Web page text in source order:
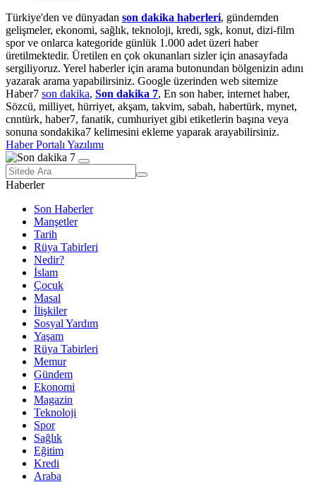
Türkiye'den ve dünyadan son dakika haberleri, gündemden
gelişmeler, ekonomi, sağlık, teknoloji, kredi, sgk, konut, dizi-film
spor ve onlarca kategoride günlük 1.000 adet üzeri haber
üretilmektedir. Üretilen en çok okunanları sizler için anasayfada
sergiliyoruz. Yerel haberler için arama butonundan bölgenizin adını
yazarak arama yapabilirsiniz. Google üzerinden web sitemize
Haber7 son dakika, Son dakika 7, En son haber, internet haber,
Sözcü, milliyet, hürriyet, akşam, takvim, sabah, habertürk, mynet,
cnntürk, haber7, fanatik, cumhuriyet gibi etiketlerin başına veya
sonuna sondakika7 kelimesini ekleme yaparak arayabilirsiniz.
Haber Portalı Yazılımı
Haberler
Son Haberler
Manşetler
Tarih
Rüya Tabirleri
Nedir?
İslam
Çocuk
Masal
İlişkiler
Sosyal Yardım
Yaşam
Rüya Tabirleri
Memur
Gündem
Ekonomi
Magazin
Teknoloji
Spor
Sağlık
Eğitim
Kredi
Araba